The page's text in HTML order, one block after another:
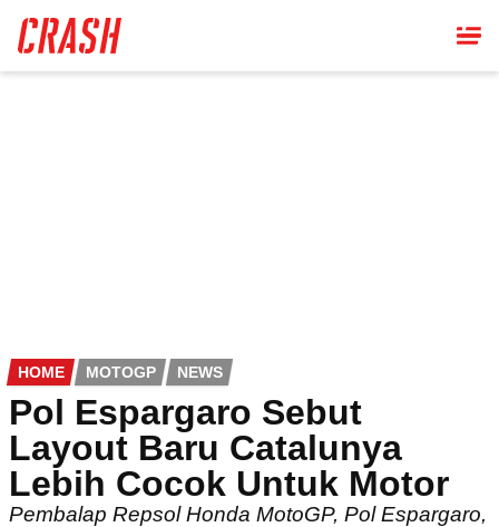
main
content
HOME MOTOGP NEWS
Pol Espargaro Sebut
Layout Baru Catalunya
Lebih Cocok Untuk Motor
Pembalap Repsol Honda MotoGP, Pol Espargaro,